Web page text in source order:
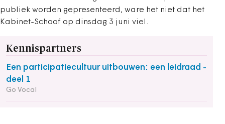
publiek worden gepresenteerd, ware het niet dat het
Kabinet-Schoof op dinsdag 3 juni viel.
Kennispartners
Een participatiecultuur uitbouwen: een leidraad -
deel 1
Go Vocal